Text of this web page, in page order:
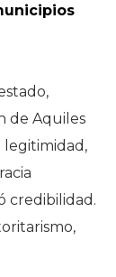
de Aquiles
legitimidad,
credibilidad.